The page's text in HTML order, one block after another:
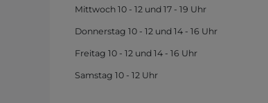
Mittwoch 10 - 12 und 17 - 19 Uhr
Donnerstag 10 - 12 und 14 - 16 Uhr
Freitag 10 - 12 und 14 - 16 Uhr
Samstag 10 - 12 Uhr